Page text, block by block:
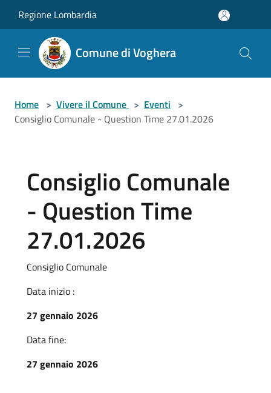
Regione Lombardia
Comune di Voghera
Home > Vivere il Comune > Eventi >
Consiglio Comunale - Question Time 27.01.2026
Consiglio Comunale
- Question Time
27.01.2026
Consiglio Comunale
Data inizio :
27 gennaio 2026
Data fine:
27 gennaio 2026